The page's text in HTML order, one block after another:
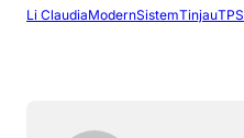
Li ClaudiaModernSistemTinjauTPS